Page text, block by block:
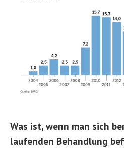
Was ist, wenn man sich
laufenden Behandlung